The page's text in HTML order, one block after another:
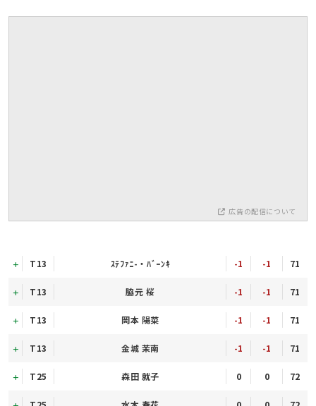
広告の配信について
T13 ｽﾃﾌｧﾆ-・ﾊﾞｰﾝｷ -1 -1 71
T13 脇元 桜 -1 -1 71
T13 岡本 陽菜 -1 -1 71
T13 金城 茉南 -1 -1 71
T25 森田 就子 0 0 72